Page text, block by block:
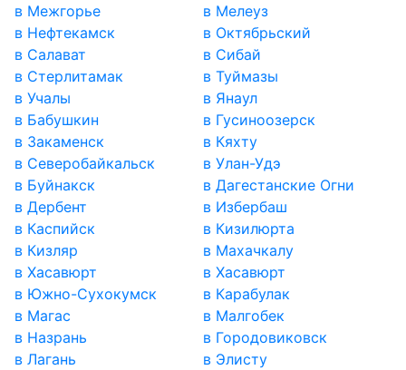
в Межгорье
в Мелеуз
в Нефтекамск
в Октябрьский
в Салават
в Сибай
в Стерлитамак
в Туймазы
в Учалы
в Янаул
в Бабушкин
в Гусиноозерск
в Закаменск
в Кяхту
в Северобайкальск
в Улан-Удэ
в Буйнакск
в Дагестанские Огни
в Дербент
в Избербаш
в Каспийск
в Кизилюрта
в Кизляр
в Махачкалу
в Хасавюрт
в Хасавюрт
в Южно-Сухокумск
в Карабулак
в Магас
в Малгобек
в Назрань
в Городовиковск
в Лагань
в Элисту